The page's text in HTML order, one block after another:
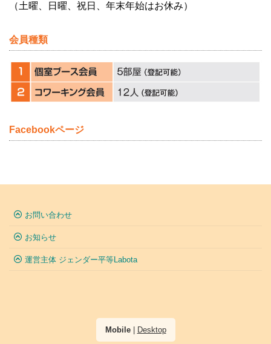
（土曜、日曜、祝日、年末年始はお休み）
会員種類
Facebookページ
お問い合わせ
お知らせ
運営主体 ジェンダー平等Labota
Mobile| Desktop